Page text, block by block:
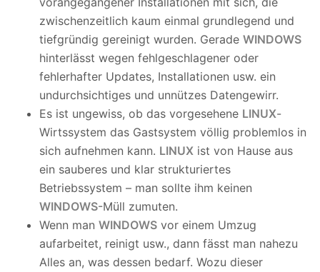
zwischenzeitlich kaum einmal grundlegend und
tiefgründig gereinigt wurden. Gerade WINDOWS
hinterlässt wegen fehlgeschlagener oder
fehlerhafter Updates, Installationen usw. ein
undurchsichtiges und unnützes Datengewirr.
Es ist ungewiss, ob das vorgesehene LINUX-
Wirtssystem das Gastsystem völlig problemlos in
sich aufnehmen kann. LINUX ist von Hause aus
ein sauberes und klar strukturiertes
Betriebssystem – man sollte ihm keinen
WINDOWS-Müll zumuten.
Wenn man WINDOWS vor einem Umzug
aufarbeitet, reinigt usw., dann fässt man nahezu
Alles an, was dessen bedarf. Wozu dieser